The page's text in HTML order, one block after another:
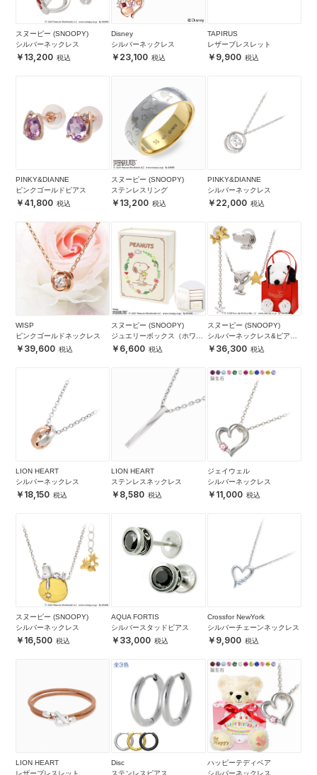
スヌーピー (SNOOPY)
シルバーネックレス
13,200
Disney
シルバーネックレス
23,100
TAPIRUS
レザーブレスレット
9,900
PINKY&DIANNE
ピンクゴールドピアス
41,800
スヌーピー (SNOOPY)
ステンレスリング
13,200
PINKY&DIANNE
シルバーネックレス
22,000
WISP
ピンクゴールドネックレス
39,600
スヌーピー (SNOOPY)
ジュエリーボックス（ホワイ
ト）6,600
スヌーピー (SNOOPY)
シルバーネックレス&ピアス
セット
36,300
LION HEART
シルバーネックレス
18,150
LION HEART
ステンレスネックレス
8,580
ジェイウェル
シルバーネックレス
11,000
スヌーピー (SNOOPY)
シルバーネックレス
16,500
AQUA FORTIS
シルバースタッドピアス
33,000
Crossfor NewYork
シルバーチェーンネックレス
9,900
LION HEART
Disc
ハッピーテディベア